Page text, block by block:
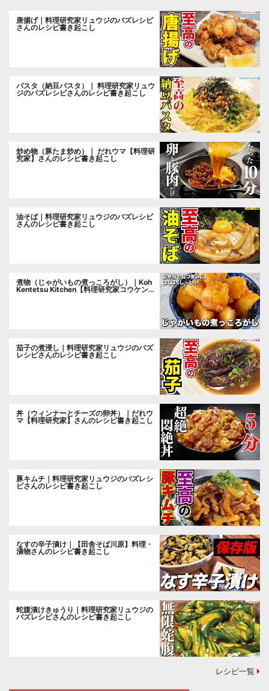
唐揚げ｜料理研究家リュウジのバズレシピ
さんのレシピ書き起こし
パスタ（納豆パスタ）｜ 料理研究家リュウ
ジのバズレシピさんのレシピ書き起こし
炒め物（豚たま炒め）｜ だれウマ【料理研
究家】さんのレシピ書き起こし
油そば｜料理研究家リュウジのバズレシピ
さんのレシピ書き起こし
煮物（じゃがいもの煮っころがし）｜Koh
Kentetsu Kitchen【料理研究家コウケンテ
茄子の煮浸し｜料理研究家リュウジのバズ
レシピさんのレシピ書き起こし
丼（ウィンナーとチーズの卵丼）｜だれウ
マ【料理研究家】さんのレシピ書き起こし
豚キムチ｜料理研究家リュウジのバズレシ
ピさんのレシピ書き起こし
なすの辛子漬け｜【田舎そば川原】料理・
漬物さんのレシピ書き起こし
蛇腹漬けきゅうり｜料理研究家リュウジの
バズレシピさんのレシピ書き起こし
レシピ一覧